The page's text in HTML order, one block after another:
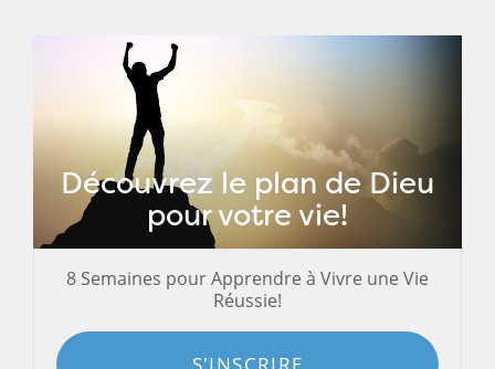
Découvrez le plan de Dieu
pour votre vie!
8 Semaines pour Apprendre à Vivre une Vie
Réussie!
S'INSCRIRE